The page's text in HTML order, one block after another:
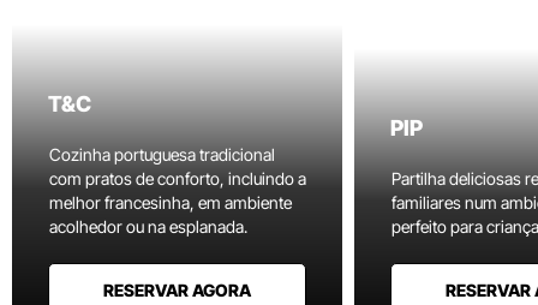
T&C
Cozinha portuguesa tradicional
com pratos de conforto, incluindo a
melhor francesinha, em ambiente
acolhedor ou na esplanada.
RESERVAR AGORA
PIP
Partilha deliciosas
familiares num
perfeito para
RESERVAR